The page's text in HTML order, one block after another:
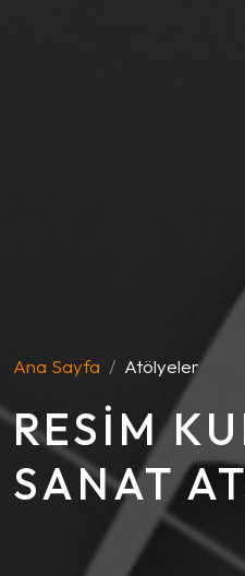
Ana Sayfa Atölyeler
RESIM
SANAT